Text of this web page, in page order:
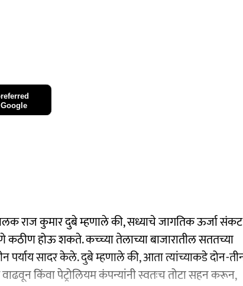
राज कुमार दुबे म्हणाले की, सध्याचे जागतिक ऊर्जा संकट
होऊ शकते. कच्च्या तेलाच्या बाजारातील सततच्या
पर्याय सादर केले. दुबे म्हणाले की, आता त्यांच्याकडे दोन-
किंवा पेट्रोलियम कंपन्यांनी स्वतःच तोटा सहन करून,